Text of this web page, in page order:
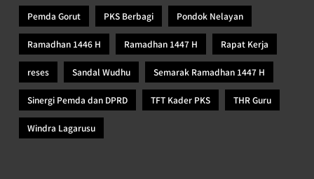
Pemda Gorut PKS Berbagi Pondok Nelayan
Ramadhan 1446 H Ramadhan 1447 H Rapat Kerja
reses Sandal Wudhu Semarak Ramadhan 1447 H
Sinergi Pemda dan DPRD TFT Kader PKS THR Guru
Windra Lagarusu